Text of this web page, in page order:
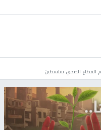
القطاع الصحي بفلسطين